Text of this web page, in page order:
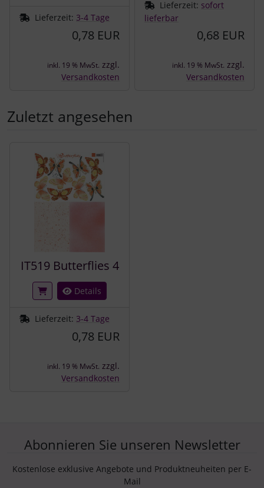
Lieferzeit: 3-4 Tage
0,78 EUR
inkl. 19 % MwSt. zzgl.
Versandkosten
Lieferzeit: sofort
lieferbar
0,68 EUR
inkl. 19 % MwSt. zzgl.
Versandkosten
Zuletzt angesehen
IT519 Butterflies 4
Details
Lieferzeit: 3-4 Tage
0,78 EUR
inkl. 19 % MwSt. zzgl.
Versandkosten
Abonnieren Sie unseren Newsletter
Kostenlose exklusive Angebote und Produktneuheiten per E-
Mail